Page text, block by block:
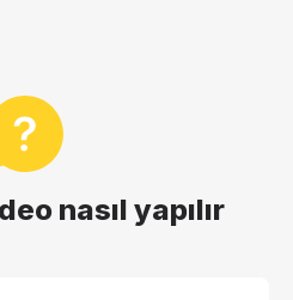
nasıl yapılır